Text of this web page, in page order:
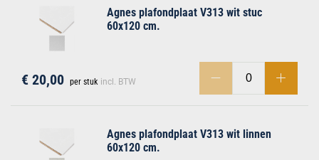
Agnes plafondplaat V313 wit stuc
60x120 cm.
€ 20,00 per stuk incl. BTW
Agnes plafondplaat V313 wit linnen
60x120 cm.